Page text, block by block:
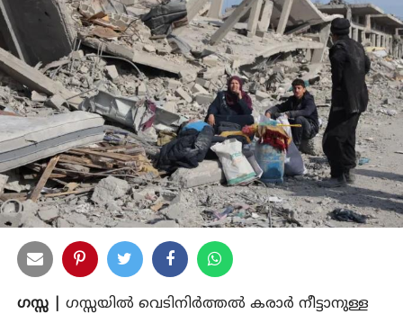
ഗസ്സ |
ഗസ്സയില്‍ വെടിനിര്‍ത്തല്‍ കരാര്‍ നീട്ടാനുള്ള